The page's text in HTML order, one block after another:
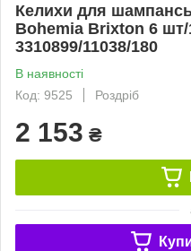
Келихи для
Bohemia Brixton 6
3310899/11038/180
В наявності
Код: 9525
Роздріб
2 153 ₴